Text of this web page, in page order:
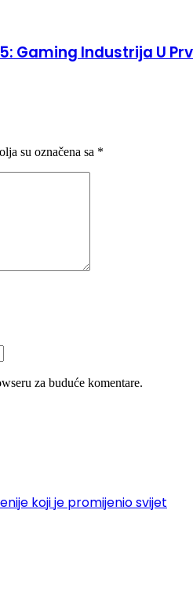
Gaming Industrija U
su označena sa *
za buduće komentare.
koji je promijenio svijet